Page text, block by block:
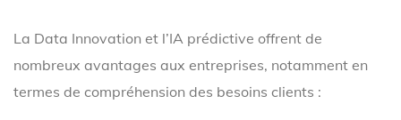
La Data Innovation et l’IA prédictive offrent de
nombreux avantages aux entreprises, notamment en
termes de compréhension des besoins clients :